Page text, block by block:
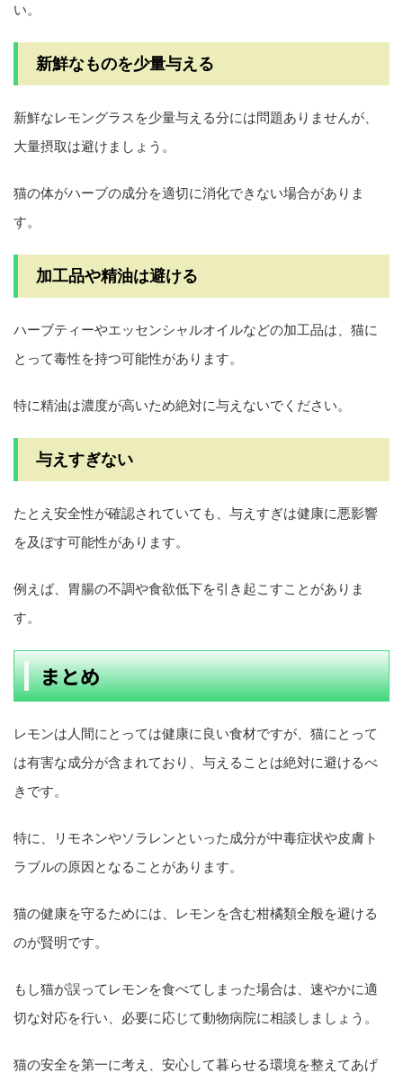
い。
新鮮なものを少量与える
新鮮なレモングラスを少量与える分には問題ありませんが、
大量摂取は避けましょう。
猫の体がハーブの成分を適切に消化できない場合がありま
す。
加工品や精油は避ける
ハーブティーやエッセンシャルオイルなどの加工品は、猫に
とって毒性を持つ可能性があります。
特に精油は濃度が高いため絶対に与えないでください。
与えすぎない
たとえ安全性が確認されていても、与えすぎは健康に悪影響
を及ぼす可能性があります。
例えば、胃腸の不調や食欲低下を引き起こすことがありま
す。
まとめ
レモンは人間にとっては健康に良い食材ですが、猫にとって
は有害な成分が含まれており、与えることは絶対に避けるべ
きです。
特に、リモネンやソラレンといった成分が中毒症状や皮膚ト
ラブルの原因となることがあります。
猫の健康を守るためには、レモンを含む柑橘類全般を避ける
のが賢明です。
もし猫が誤ってレモンを食べてしまった場合は、速やかに適
切な対応を行い、必要に応じて動物病院に相談しましょう。
猫の安全を第一に考え、安心して暮らせる環境を整えてあげ